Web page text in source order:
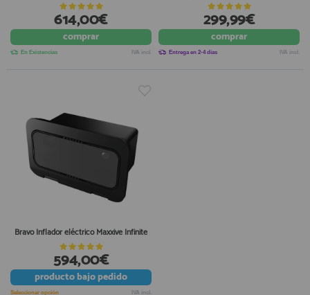
614,00€
comprar
En Existencias IVA incl.
299,99€
comprar
Entrega en 2-4 días IVA incl.
Bravo Inflador eléctrico Maxxive Infinite
594,00€
productobajo pedido
Seleccionar opción IVA incl.